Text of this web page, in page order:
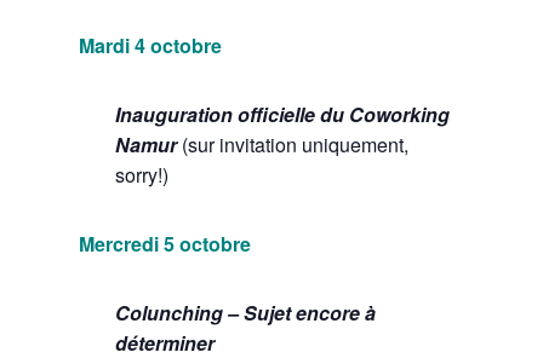
Mardi 4 octobre
Inauguration officielle du Coworking
Namur(sur invitation uniquement,
sorry!)
Mercredi 5 octobre
Colunching – Sujet encore à
déterminer